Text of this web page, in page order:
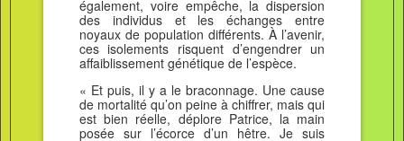
également, voire empêche, la dispersion
des individus et les échanges entre
noyaux de population différents. À l’avenir,
ces isolements risquent d’engendrer un
affaiblissement génétique de l’espèce.
« Et puis, il y a le braconnage. Une cause
de mortalité qu’on peine à chiffrer, mais qui
est bien réelle, déplore Patrice, la main
posée sur l’écorce d’un hêtre. Je suis